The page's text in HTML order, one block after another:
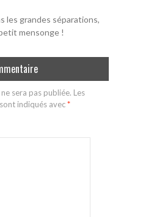
les grandes séparations,
mensonge !
sera pas publiée. Les
indiqués avec*